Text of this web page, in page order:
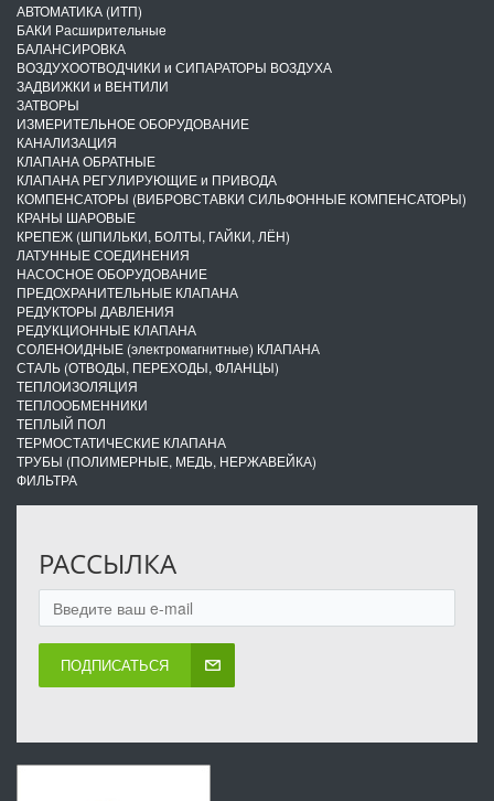
АВТОМАТИКА (ИТП)
БАКИ Расширительные
БАЛАНСИРОВКА
ВОЗДУХООТВОДЧИКИ и СИПАРАТОРЫ ВОЗДУХА
ЗАДВИЖКИ и ВЕНТИЛИ
ЗАТВОРЫ
ИЗМЕРИТЕЛЬНОЕ ОБОРУДОВАНИЕ
КАНАЛИЗАЦИЯ
КЛАПАНА ОБРАТНЫЕ
КЛАПАНА РЕГУЛИРУЮЩИЕ и ПРИВОДА
КОМПЕНСАТОРЫ (ВИБРОВСТАВКИ СИЛЬФОННЫЕ КОМПЕНСАТОРЫ)
КРАНЫ ШАРОВЫЕ
КРЕПЕЖ (ШПИЛЬКИ, БОЛТЫ, ГАЙКИ, ЛЁН)
ЛАТУННЫЕ СОЕДИНЕНИЯ
НАСОСНОЕ ОБОРУДОВАНИЕ
ПРЕДОХРАНИТЕЛЬНЫЕ КЛАПАНА
РЕДУКТОРЫ ДАВЛЕНИЯ
РЕДУКЦИОННЫЕ КЛАПАНА
СОЛЕНОИДНЫЕ (электромагнитные) КЛАПАНА
СТАЛЬ (ОТВОДЫ, ПЕРЕХОДЫ, ФЛАНЦЫ)
ТЕПЛОИЗОЛЯЦИЯ
ТЕПЛООБМЕННИКИ
ТЕПЛЫЙ ПОЛ
ТЕРМОСТАТИЧЕСКИЕ КЛАПАНА
ТРУБЫ (ПОЛИМЕРНЫЕ, МЕДЬ, НЕРЖАВЕЙКА)
ФИЛЬТРА
РАССЫЛКА
ПОДПИСАТЬСЯ